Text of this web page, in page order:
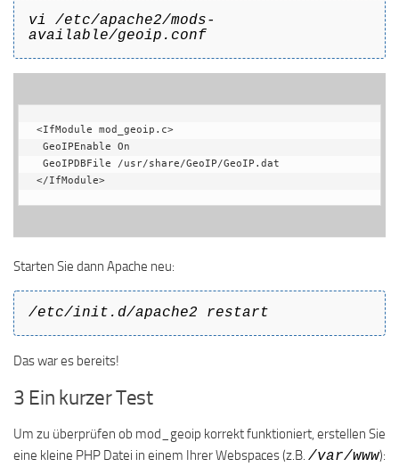
vi /etc/apache2/mods-
available/geoip.conf
<IfModule mod_geoip.c>
</IfModule>
Starten Sie dann Apache neu:
/etc/init.d/apache2 restart
Das war es bereits!
3 Ein kurzer Test
Um zu überprüfen ob mod_geoip korrekt funktioniert, erstellen Sie
eine kleine PHP Datei in einem Ihrer Webspaces (z.B. /var/www):